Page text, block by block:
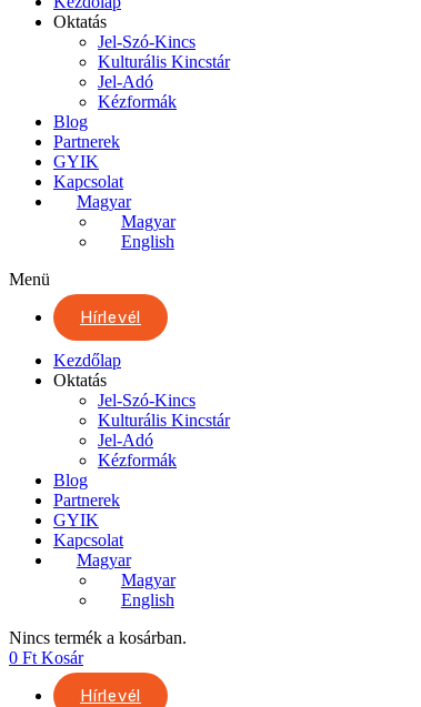
Oktatás
Jel-Szó-Kincs
Kulturális Kincstár
Jel-Adó
Kézformák
Blog
Partnerek
GYIK
Kapcsolat
Magyar
Magyar
English
Menü
Hírlevél
Kezdőlap
Oktatás
Jel-Szó-Kincs
Kulturális Kincstár
Jel-Adó
Kézformák
Blog
Partnerek
GYIK
Kapcsolat
Magyar
Magyar
English
Nincs termék a kosárban.
0 Ft Kosár
Hírlevél